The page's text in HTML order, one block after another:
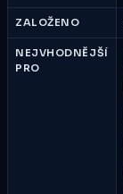
ZALOŽENO
NEJVHODNĚJŠÍ
PRO